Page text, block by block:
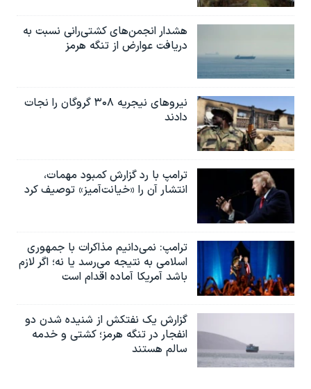
هشدار انجمن‌های کشتی‌رانی نسبت به
دریافت عوارض از تنگه هرمز
نیروهای نیجریه‌ ۳۰۸ گروگان را نجات
دادند
ترامپ با رد گزارش کمبود مهمات،
انتشار آن را «خیانت‌آمیز» توصیف کرد
ترامپ: نمی‌دانیم مذاکرات با جمهوری
اسلامی به نتیجه می‌رسد یا نه؛ اگر لازم
باشد آمریکا آماده اقدام است
گزارش یک نفتکش از شنیده شدن دو
انفجار در تنگه هرمز؛ کشتی و خدمه
سالم هستند